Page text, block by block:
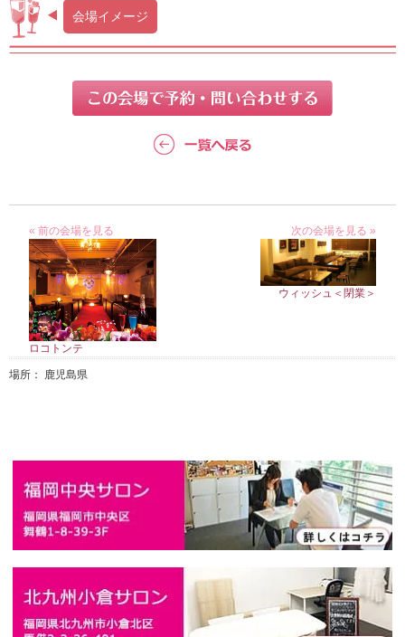
会場イメージ
« 前の会場を見る
ロコトンテ
次の会場を見る »
ウィッシュ＜閉業＞
場所： 鹿児島県